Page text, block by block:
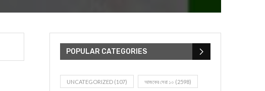
POPULAR CATEGORIES
UNCATEGORIZED (107) আজকের সেরা ১০ (2598)